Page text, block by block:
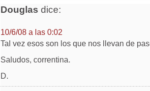
Douglas dice:
10/6/08 a las 0:02
Tal vez esos son los que nos llevan de
Saludos, correntina.
D.